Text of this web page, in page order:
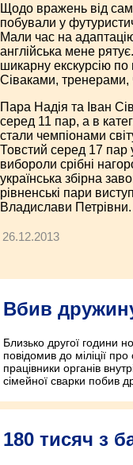
Щодо вражень від
побували у
Мали час на
англійська мене
шикарну екскурсію по
Сіваками, тренерами,
Пара Надія та Іван
серед 11 пар, а в
стали чемпіонами
Товстий серед 17 пар
вибороли срібні
українська збірна
рівненські пари
Владислави Петрівни.
26.12.2013
Вбив
Близько другої години
повідомив до міліції
працівники органів
сімейної сварки побив
180 тисяч з